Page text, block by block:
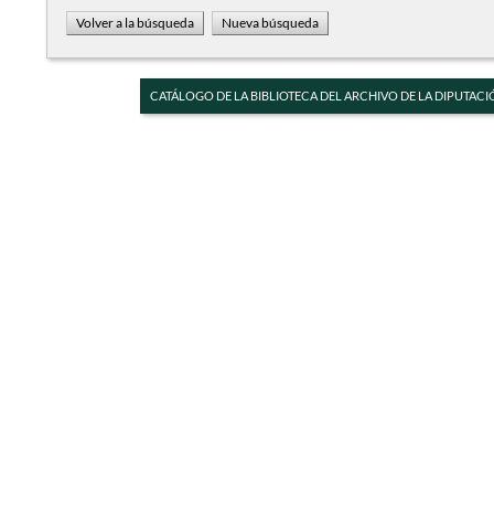
CATÁLOGO DE LA BIBLIOTECA DEL ARCHIVO DE LA